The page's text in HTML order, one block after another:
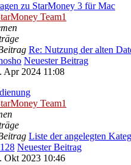
zu StarMoney 3 für Mac
Team1
Re: Nutzung der alten
Neuester Beitrag
Apr 2024 11:08
Team1
Liste der angelegten
Neuester Beitrag
Okt 2023 10:46